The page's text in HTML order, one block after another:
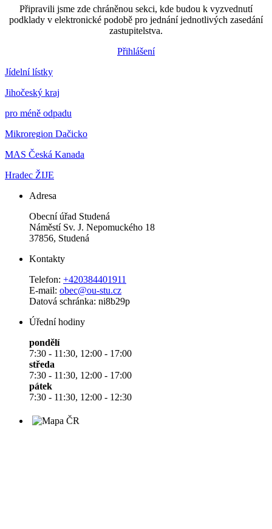
Připravili jsme zde chráněnou sekci, kde budou k vyzvednutí
podklady v elektronické podobě pro jednání jednotlivých zasedání
zastupitelstva.
Přihlášení
Jídelní lístky
Jihočeský kraj
pro méně odpadu
Mikroregion Dačicko
MAS Česká Kanada
Hradec ŽIJE
Adresa
Obecní úřad Studená
Náměstí Sv. J. Nepomuckého 18
37856, Studená
Kontakty
Telefon: +420384401911
E-mail: obec@ou-stu.cz
Datová schránka: ni8b29p
Úřední hodiny
pondělí
7:30 - 11:30, 12:00 - 17:00
středa
7:30 - 11:30, 12:00 - 17:00
pátek
7:30 - 11:30, 12:00 - 12:30